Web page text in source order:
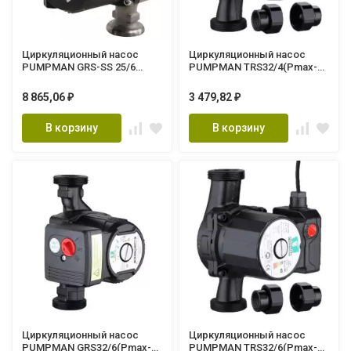
Циркуляционный насос
PUMPMAN GRS-SS 25/6
6м, Qmax-55л/мин, 180мм, с
гайками
8 865,06 ₽
В корзину
Циркуляционный насос
PUMPMAN TRS32/4(Pmax-
мин, 180мм, с гайками и
кабелем)
3 479,82 ₽
В корзину
Циркуляционный насос
PUMPMAN GRS32/6(Pmax-
Циркуляционный насос
PUMPMAN TRS32/6(Pmax-